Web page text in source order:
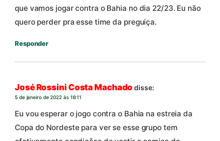
que vamos jogar contra o Bahia no dia 22/23. Eu não
quero perder pra esse time da preguiça.
Responder
José Rossini Costa Machado disse:
5 de janeiro de 2022 às 16:11
Eu vou esperar o jogo contra o Bahia na estreia da
Copa do Nordeste para ver se esse grupo tem